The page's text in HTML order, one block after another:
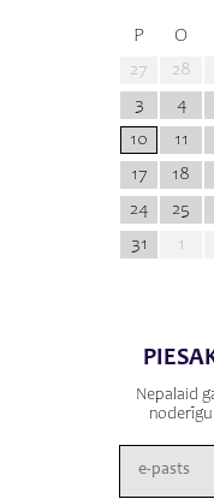
P O
27
28
3
4
10
11
17
18
24
25
31
1
Nepalaid